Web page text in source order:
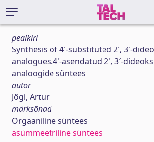
pealkiri
Synthesis of 4′-substituted 2′, 3′-
analogues.4′-asendatud 2′, 3′-
analoogide süntees
autor
Jõgi, Artur
märksõnad
Orgaaniline süntees
asümmeetriline süntees